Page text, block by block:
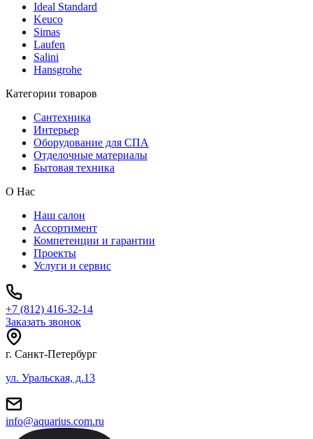
Ideal Standard
Keuco
Simas
Laufen
Salini
Hansgrohe
Категории товаров
Сантехника
Интерьер
Оборудование для СПА
Отделочные материалы
Бытовая техника
О Нас
Наш салон
Ассортимент
Компетенции и гарантии
Проекты
Услуги и сервис
+7 (812) 416-32-14
Заказать звонок
г. Санкт-Петербург
ул. Уральская, д.13
info@aquarius.com.ru